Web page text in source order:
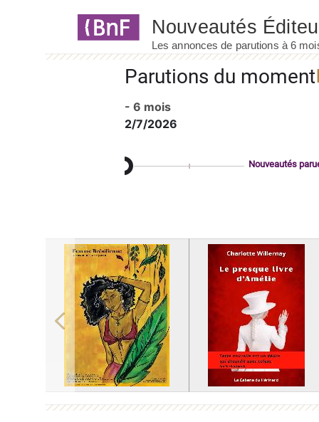
Parutions du moment
- 6 mois
2/7/2026
Nouveautés
Previous